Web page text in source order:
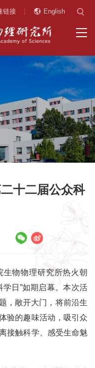
链接 English
十二届公众科
物物理研究所热火朝
日”如期启幕。本次活
，敞开大门，将前沿生
验的趣味活动，吸引众
接触科学、感受生命魅